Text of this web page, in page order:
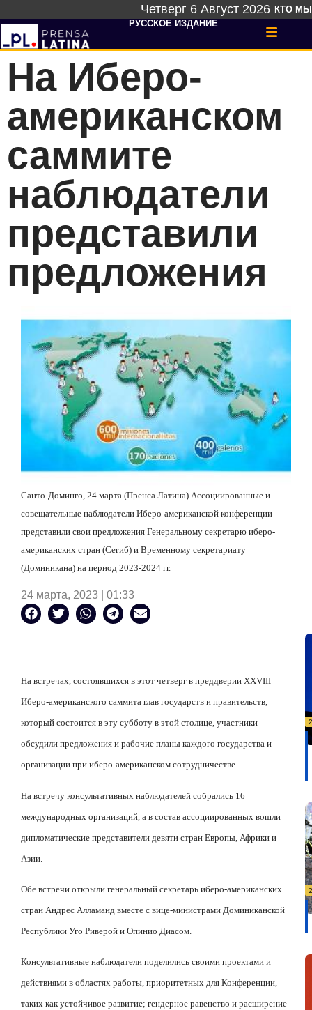
Четверг 6 Август 2026 КТО МЫ
РУССКОЕ ИЗДАНИЕ
На Иберо-
американском
саммите
наблюдатели
представили
предложения
Санто-Доминго, 24 марта (Пренса Латина) Ассоциированные и
совещательные наблюдатели Иберо-американской конференции
представили свои предложения Генеральному секретарю иберо-
американских стран (Сегиб) и Временному секретариату
(Доминикана) на период 2023-2024 гг.
24 марта, 2023 | 01:33
На встречах, состоявшихся в этот четверг в преддверии XXVIII
Иберо-американского саммита глав государств и правительств,
который состоится в эту субботу в этой столице, участники
обсудили предложения и рабочие планы каждого государства и
организации при иберо-американском сотрудничестве.
На встречу консультативных наблюдателей собрались 16
международных организаций, а в состав ассоциированных вошли
дипломатические представители девяти стран Европы, Африки и
Азии.
Обе встречи открыли генеральный секретарь иберо-американских
стран Андрес Алламанд вместе с вице-министрами Доминиканской
Республики Уго Риверой и Опинио Диасом.
Консультативные наблюдатели поделились своими проектами и
действиями в областях работы, приоритетных для Конференции,
таких как устойчивое развитие; гендерное равенство и расширение